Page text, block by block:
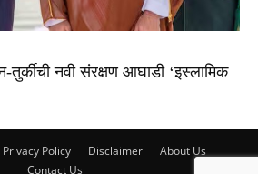
तुर्कीची नवी संरक्षण आघाडी ‘इस्लामिक
Privacy Policy Disclaimer
About Us
Contact Us